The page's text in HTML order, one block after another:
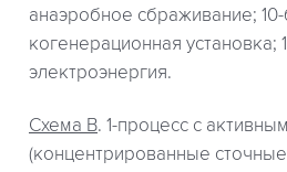
анаэробное сбраживание; 10-
когенерационная установка;
электроэнергия.
Схема B. 1-процесс с
(концентрированные